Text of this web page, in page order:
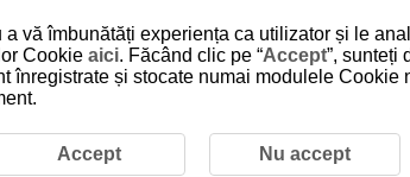
vă îmbunătăți experiența ca utilizator și le
Cookie aici. Făcând clic pe “Accept”, sunteți
înregistrate și stocate numai modulele
Accept Nu accept